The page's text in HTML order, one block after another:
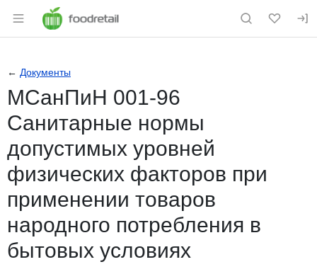
Раздел навигации по сайту
← Документы
МСанПиН 001-96
Санитарные нормы
допустимых уровней
физических факторов при
применении товаров
народного потребления в
бытовых условиях